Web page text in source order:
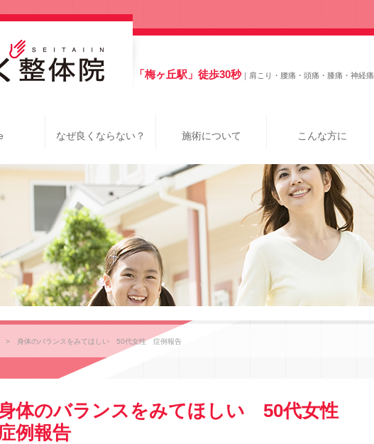
「梅ヶ丘駅」徒歩30秒｜肩こり・腰痛・頭痛・膝痛・神経痛
なぜ良くならない？ 施術について こんな方に
> 身体のバランスをみてほしい 50代女性 症例報告
体のバランスをみてほしい 50代女性
例報告